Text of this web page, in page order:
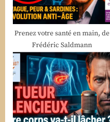
t
:
Prenez votre santé en main, de
Frédéric Saldmann